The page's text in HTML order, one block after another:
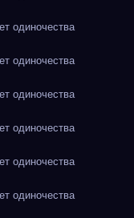
одиночества
одиночества
одиночества
одиночества
одиночества
одиночества